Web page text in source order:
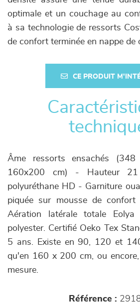
optimale et un couchage au
à sa technologie de ressorts
de confort terminée en nappe de
CE PRODUIT
Âme ressorts ensachés
160x200 cm) - Hauteur
polyuréthane HD - Garniture
piquée sur mousse de
Aération latérale totale
polyester. Certifié Oeko Tex
5 ans. Existe en 90, 120 et
qu'en 160 x 200 cm, ou
mesure.
Référence :